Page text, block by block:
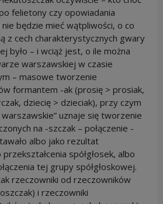
felietony czy opowiadania
będzie mieć wątpliwości, o co
z cech charakterystycznych gwary
było – i wciąż jest, o ile można
warszawskiej w czasie
– masowe tworzenie
formantem -ak (prosię > prosiak,
dziecię > dzieciak), przy czym
uznaje się tworzenie
na -szczak – połączenie -
albo jako rezultat
spółgłosek, albo
tej grupy spółgłoskowej.
rzeczowniki od rzeczowników
i rzeczowniki